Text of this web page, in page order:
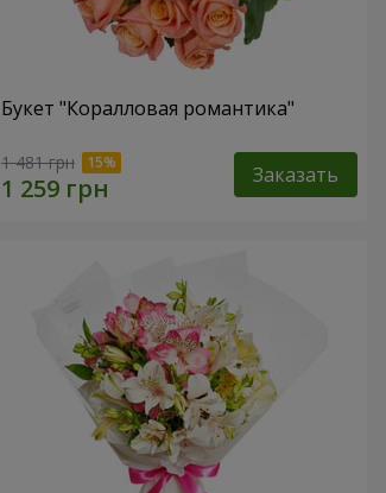
Букет "Коралловая романтика"
1 481 грн Заказать